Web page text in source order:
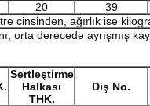
20 39
cinsinden, ağırlık ise
orta derecede ayrışmış
.
Sertleştirme
Halkası
THK.
Diş No.